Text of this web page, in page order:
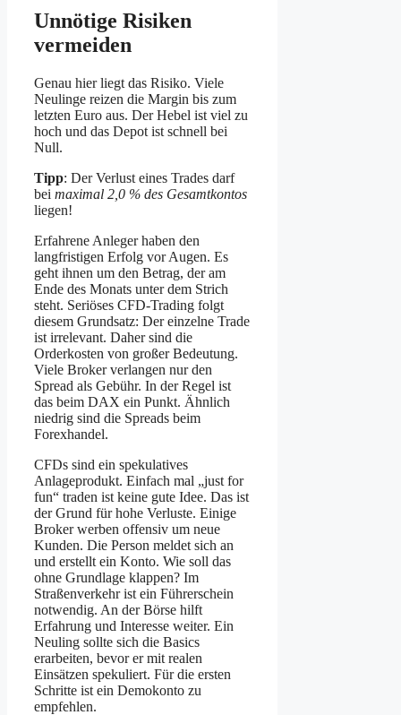
Unnötige Risiken
vermeiden
Genau hier liegt das Risiko. Viele
Neulinge reizen die Margin bis zum
letzten Euro aus. Der Hebel ist viel zu
hoch und das Depot ist schnell bei
Null.
Tipp: Der Verlust eines Trades darf
bei maximal 2,0 % des Gesamtkontos
liegen!
Erfahrene Anleger haben den
langfristigen Erfolg vor Augen. Es
geht ihnen um den Betrag, der am
Ende des Monats unter dem Strich
steht. Seriöses CFD-Trading folgt
diesem Grundsatz: Der einzelne Trade
ist irrelevant. Daher sind die
Orderkosten von großer Bedeutung.
Viele Broker verlangen nur den
Spread als Gebühr. In der Regel ist
das beim DAX ein Punkt. Ähnlich
niedrig sind die Spreads beim
Forexhandel.
CFDs sind ein spekulatives
Anlageprodukt. Einfach mal „just for
fun“ traden ist keine gute Idee. Das ist
der Grund für hohe Verluste. Einige
Broker werben offensiv um neue
Kunden. Die Person meldet sich an
und erstellt ein Konto. Wie soll das
ohne Grundlage klappen? Im
Straßenverkehr ist ein Führerschein
notwendig. An der Börse hilft
Erfahrung und Interesse weiter. Ein
Neuling sollte sich die Basics
erarbeiten, bevor er mit realen
Einsätzen spekuliert. Für die ersten
Schritte ist ein Demokonto zu
empfehlen.